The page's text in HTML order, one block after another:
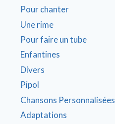
Pour chanter
Une rime
Pour faire un tube
Enfantines
Divers
Pipol
Chansons Personnalisées
Adaptations